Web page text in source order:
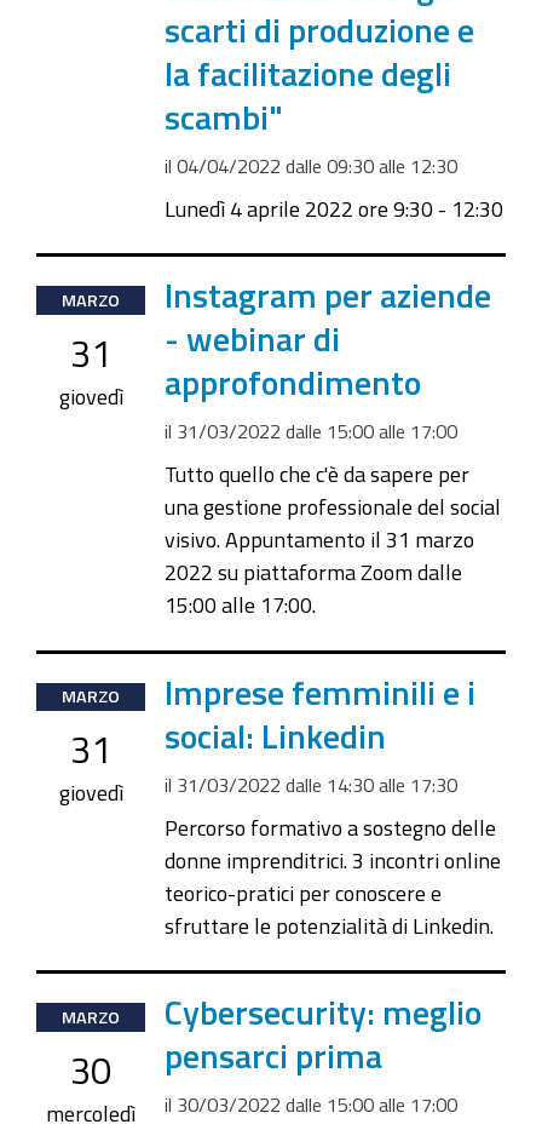
scarti di produzione e
la facilitazione degli
scambi"
il 04/04/2022 dalle 09:30alle 12:30
Lunedì 4 aprile 2022 ore 9:30 - 12:30
2022-
03-
31T15:00:00+02:00
2022-
MARZO
31
giovedì
Instagram per aziende
- webinar di
approfondimento
il 31/03/2022 dalle 15:00alle 17:00
Tutto quello che c'è da sapere per
una gestione professionale del social
visivo. Appuntamento il 31 marzo
2022 su piattaforma Zoom dalle
15:00 alle 17:00.
2022-
03-
31T14:30:00+02:00
2022-
31T17:30:00+02:00
MARZO
31
giovedì
Imprese femminili e i
social: Linkedin
il 31/03/2022 dalle 14:30alle 17:30
Percorso formativo a sostegno delle
donne imprenditrici. 3 incontri online
teorico-pratici per conoscere e
sfruttare le potenzialità di Linkedin.
2022-
03-
30T15:00:00+02:00
2022-
MARZO
30
mercoledì
Cybersecurity: meglio
pensarci prima
il 30/03/2022 dalle 15:00alle 17:00